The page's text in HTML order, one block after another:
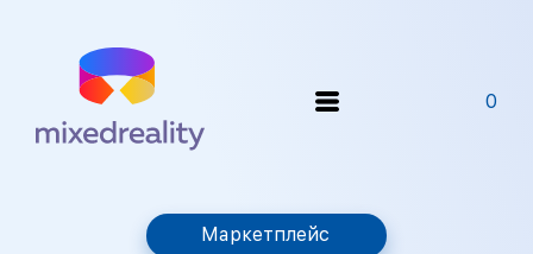
0
Маркетплейс